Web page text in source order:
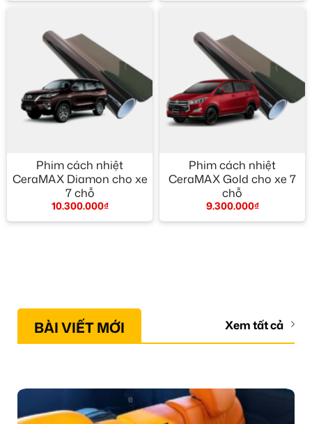
Phim cách nhiệt
CeraMAX Diamon cho xe
7 chỗ
10.300.000₫
Phim cách nhiệt
CeraMAX Gold cho xe 7
chỗ
9.300.000₫
BÀI VIẾT MỚI Xem tất cả